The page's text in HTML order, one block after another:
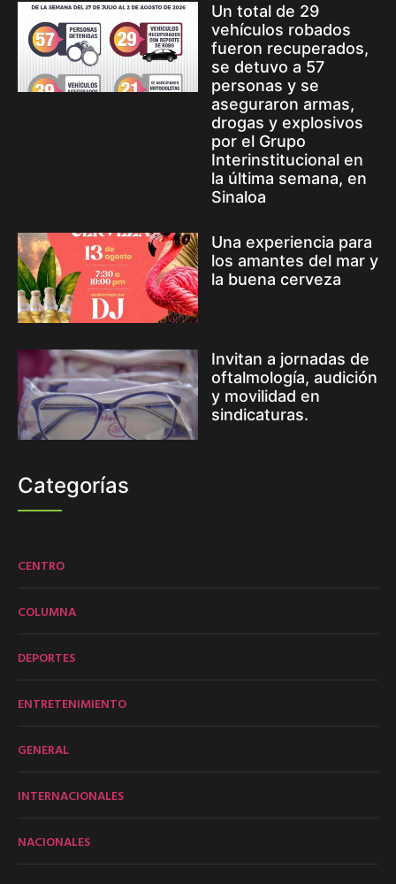
Un total de 29
vehículos robados
fueron recuperados,
se detuvo a 57
personas y se
aseguraron armas,
drogas y explosivos
por el Grupo
Interinstitucional en
la última semana, en
Sinaloa
Una experiencia para
los amantes del mar y
la buena cerveza
Invitan a jornadas de
oftalmología, audición
y movilidad en
sindicaturas.
Categorías
CENTRO
COLUMNA
DEPORTES
ENTRETENIMIENTO
GENERAL
INTERNACIONALES
NACIONALES